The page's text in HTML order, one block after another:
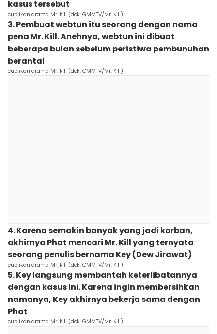
kasus tersebut
cuplikan drama Mr. Kill (dok. GMMTV/Mr. Kill)
3. Pembuat webtun itu seorang dengan nama
pena Mr. Kill. Anehnya, webtun ini dibuat
beberapa bulan sebelum peristiwa pembunuhan
berantai
cuplikan drama Mr. Kill (dok. GMMTV/Mr. Kill)
4. Karena semakin banyak yang jadi korban,
akhirnya Phat mencari Mr. Kill yang ternyata
seorang penulis bernama Key (Dew Jirawat)
cuplikan drama Mr. Kill (dok. GMMTV/Mr. Kill)
5. Key langsung membantah keterlibatannya
dengan kasus ini. Karena ingin membersihkan
namanya, Key akhirnya bekerja sama dengan
Phat
cuplikan drama Mr. Kill (dok. GMMTV/Mr. Kill)